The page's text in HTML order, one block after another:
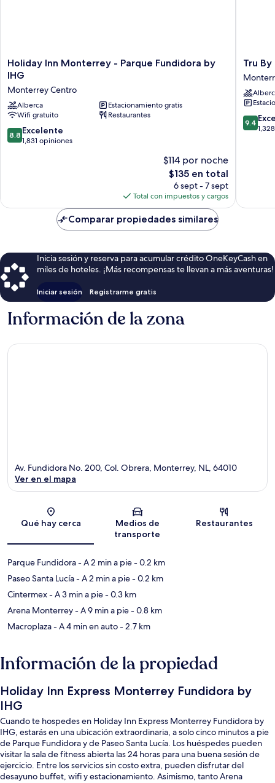
Holiday
Inn
-
Parque
Fundidora
by
IHG
Holiday Inn Monterrey - Parque Fundidora by
IHG
Monterrey Centro
Alberca
Estacionamiento gratis
Wifi gratuito
Restaurantes
8.8
de
8.8 Excelente
1,831 opiniones
$114 por noche
El
precio
actual
es
de
$135
$135 en total
6 sept - 7 sept
Total con impuestos y cargos
Tru
By
Hilton
Tru
9.4
de
9.4
Comparar propiedades similares
Inicia sesión y reserva para acumular crédito OneKeyCash en
miles de hoteles. ¡Más recompensas te llevan a más aventuras!
Iniciar sesión Registrarme gratis
Información de la zona
Sección del mapa
Av. Fundidora No. 200, Col. Obrera, Monterrey, NL, 64010
Ver en el mapa
Qué hay cerca
Medios de
transporte
Restaurantes
Parque Fundidora- A 2 min a pie- 0.2 km
Paseo Santa Lucía- A 2 min a pie- 0.2 km
Cintermex- A 3 min a pie- 0.3 km
Arena Monterrey- A 9 min a pie- 0.8 km
Macroplaza- A 4 min en auto- 2.7 km
Información de la propiedad
Holiday Inn Express Monterrey Fundidora by
IHG
Cuando te hospedes en Holiday Inn Express Monterrey Fundidora by
IHG, estarás en una ubicación extraordinaria, a solo cinco minutos a pie
de Parque Fundidora y de Paseo Santa Lucía. Los huéspedes pueden
visitar la sala de fitness abierta las 24 horas para una buena sesión de
ejercicio. Entre los servicios sin costo extra, pueden disfrutar del
desayuno buffet, wifi y estacionamiento. Asimismo, tanto Arena